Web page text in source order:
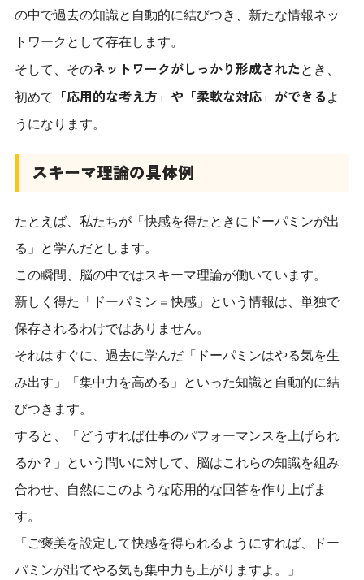
の中で過去の知識と自動的に結びつき、新たな情報ネッ
トワークとして存在します。
そして、そのネットワークがしっかり形成されたとき、
初めて
「応用的な考え方」や「柔軟な対応」ができる よ
うになります。
スキーマ理論の具体例
たとえば、私たちが「快感を得たときにドーパミンが出
る」と学んだとします。
この瞬間、脳の中ではスキーマ理論が働いています。
新しく得た「ドーパミン＝快感」という情報は、単独で
保存されるわけではありません。
それはすぐに、過去に学んだ「ドーパミンはやる気を生
み出す」「集中力を高める」といった知識と自動的に結
びつきます。
すると、「どうすれば仕事のパフォーマンスを上げられ
るか？」という問いに対して、脳はこれらの知識を組み
合わせ、自然にこのような応用的な回答を作り上げま
す。
「ご褒美を設定して快感を得られるようにすれば、ドー
パミンが出てやる気も集中力も上がりますよ。」